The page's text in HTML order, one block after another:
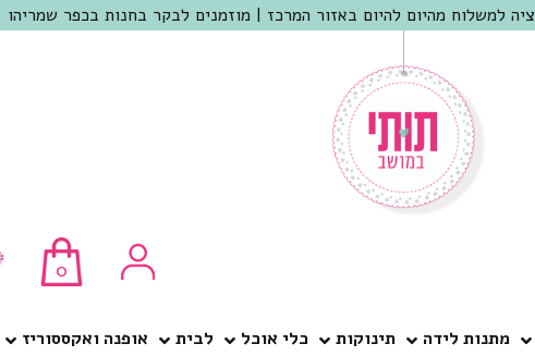
0
מתנות לידה תינוקות כלי אוכל לבית אופנה ואקססוריז